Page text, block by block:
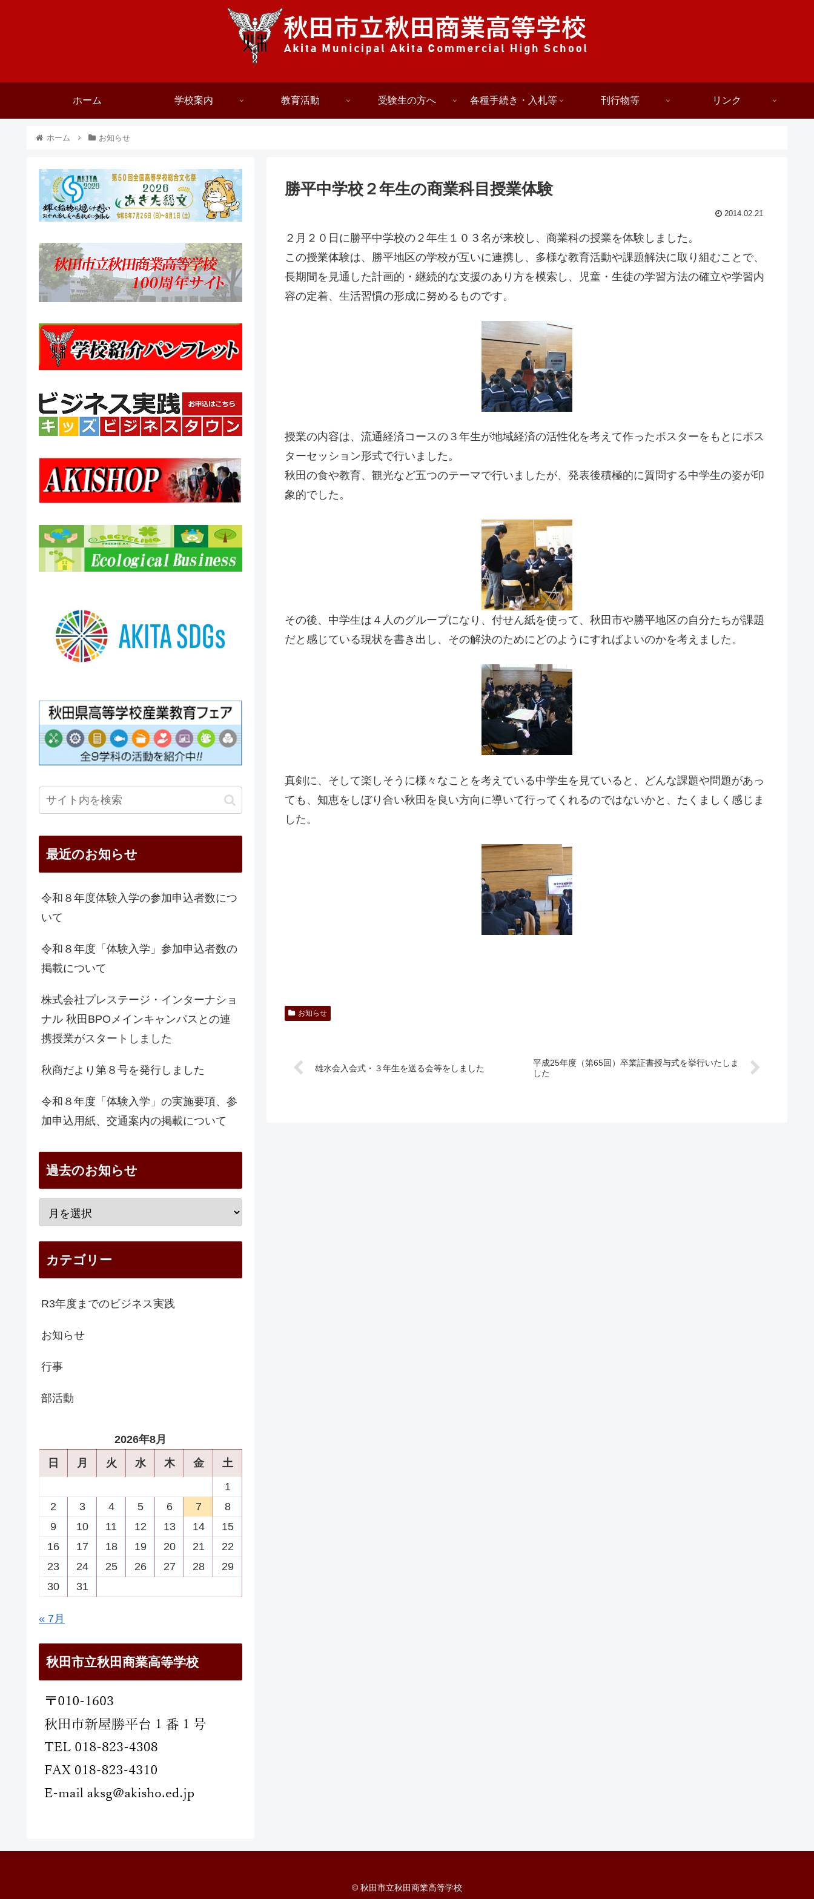
ホーム 学校案内 教育活動 受験生の方へ 各種手続き・入札等 刊行物等 リンク
ホーム お知らせ
勝平中学校２年生の商業科目授業体験
2014.02.21
２月２０日に勝平中学校の２年生１０３名が来校し、商業科の授業を体験しました。
この授業体験は、勝平地区の学校が互いに連携し、多様な教育活動や課題解決に取り組むことで、
長期間を見通した計画的・継続的な支援のあり方を模索し、児童・生徒の学習方法の確立や学習内
容の定着、生活習慣の形成に努めるものです。
授業の内容は、流通経済コースの３年生が地域経済の活性化を考えて作ったポスターをもとにポス
ターセッション形式で行いました。
秋田の食や教育、観光など五つのテーマで行いましたが、発表後積極的に質問する中学生の姿が印
象的でした。
その後、中学生は４人のグループになり、付せん紙を使って、秋田市や勝平地区の自分たちが課題
だと感じている現状を書き出し、その解決のためにどのようにすればよいのかを考えました。
真剣に、そして楽しそうに様々なことを考えている中学生を見ていると、どんな課題や問題があっ
ても、知恵をしぼり合い秋田を良い方向に導いて行ってくれるのではないかと、たくましく感じま
した。
お知らせ
雄水会入会式・３年生を送る会等をしました
平成25年度（第65回）卒業証書授与式を挙行いたしま
した
最近のお知らせ
令和８年度体験入学の参加申込者数につ
いて
令和８年度「体験入学」参加申込者数の
掲載について
株式会社プレステージ・インターナショ
ナル 秋田BPOメインキャンパスとの連
携授業がスタートしました
秋商だより第８号を発行しました
令和８年度「体験入学」の実施要項、参
加申込用紙、交通案内の掲載について
過去のお知らせ
カテゴリー
R3年度までのビジネス実践
お知らせ
行事
部活動
2026年8月
日
月 火 水 木 金
土
1
2
3 4 5 6 7
8
9
10 11 12 13 14
15
16
17 18 19 20 21
22
23
24 25 26 27 28
29
30
31
« 7月
秋田市立秋田商業高等学校
© 秋田市立秋田商業高等学校